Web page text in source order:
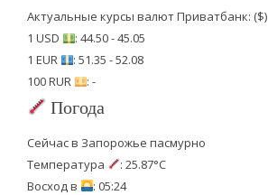
Актуальные курсы валют Приватбанк: ($)
1 USD
: 44.50 - 45.05
1 EUR
: 51.35 - 52.08
100 RUR
: -
Погода
Сейчас в Запорожье пасмурно
Температура
: 25.87°C
Восход в
: 05:24